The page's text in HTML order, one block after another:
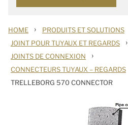
HOME › PRODUITS ET SOLUTIONS
JOINT POUR TUYAUX ET REGARDS ›
JOINTS DE CONNEXION ›
CONNECTEURS TUYAUX – REGARDS
TRELLEBORG 570 CONNECTOR